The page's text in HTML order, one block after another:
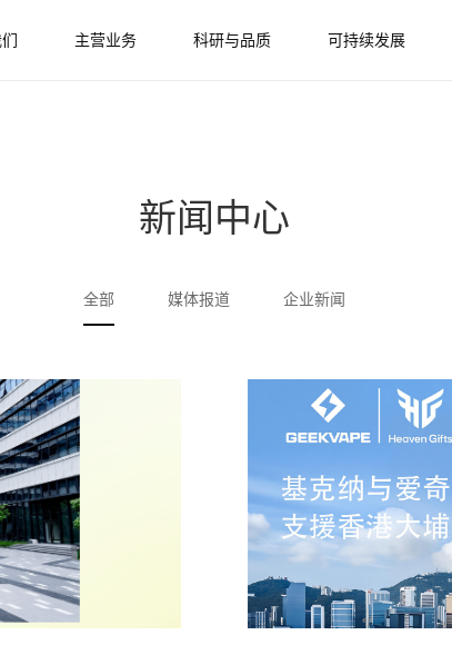
主营业务 科研与品质 可持续发展
新闻中心
全部 媒体报道 企业新闻